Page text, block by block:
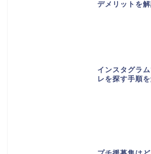
デメリットを
インスタグラ
レを探す手順